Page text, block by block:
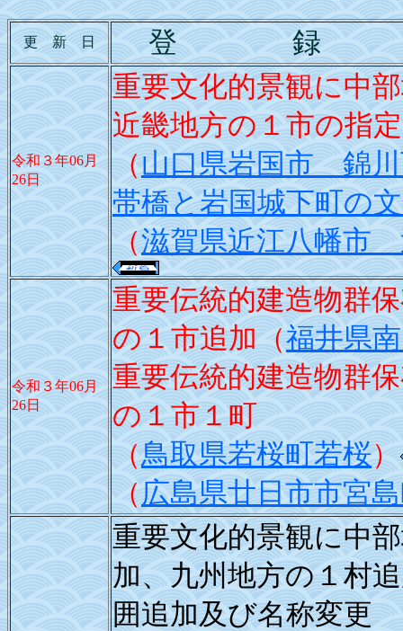
更 新 日 登 録
令和３年06月
26日
重要文化的景観に中
近畿地方の１市の指
（山口県岩国市 錦
帯橋と岩国城下町の
（滋賀県近江八幡市
令和３年06月
26日
重要伝統的建造物群
の１市追加（福井県
重要伝統的建造物群
の１市１町
（鳥取県若桜町若桜）
（広島県廿日市市宮
重要文化的景観に中
加、九州地方の１村
囲追加及び名称変更